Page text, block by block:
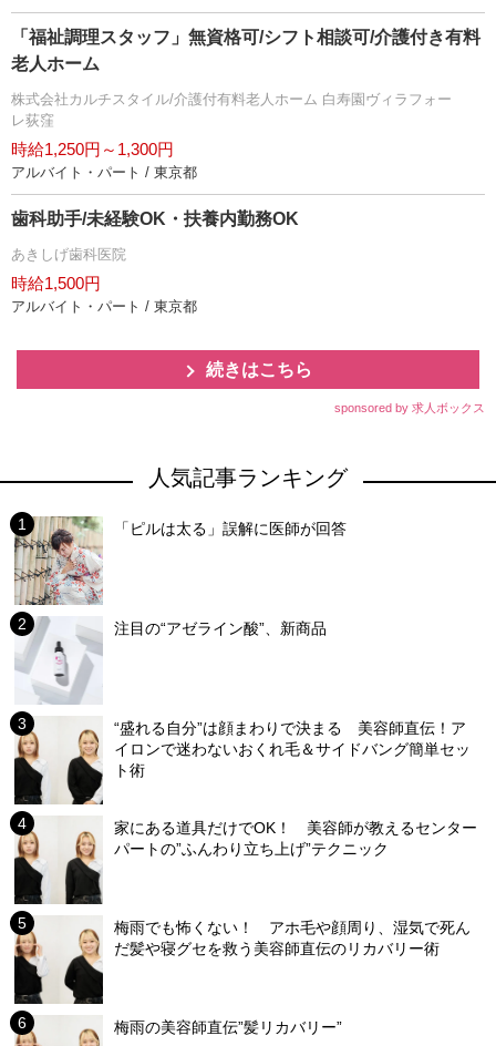
「福祉調理スタッフ」無資格可/シフト相談可/介護付き有料
老人ホーム
株式会社カルチスタイル/介護付有料老人ホーム 白寿園ヴィラフォー
レ荻窪
時給1,250円～1,300円
アルバイト・パート / 東京都
歯科助手/未経験OK・扶養内勤務OK
あきしげ歯科医院
時給1,500円
アルバイト・パート / 東京都
続きはこちら
sponsored by 求人ボックス
人気記事ランキング
「ピルは太る」誤解に医師が回答
注目の“アゼライン酸”、新商品
“盛れる自分”は顔まわりで決まる 美容師直伝！ア
イロンで迷わないおくれ毛＆サイドバング簡単セッ
ト術
家にある道具だけでOK！ 美容師が教えるセンター
パートの”ふんわり立ち上げ”テクニック
梅雨でも怖くない！ アホ毛や顔周り、湿気で死ん
だ髪や寝グセを救う美容師直伝のリカバリー術
梅雨の美容師直伝”髪リカバリー”